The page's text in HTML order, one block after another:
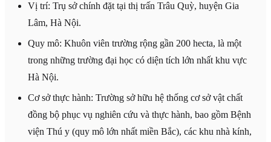
Vị trí: Trụ sở chính đặt tại thị trấn Trâu Quỳ, huyện Gia
Lâm, Hà Nội.
Quy mô: Khuôn viên trường rộng gần 200 hecta, là một
trong những trường đại học có diện tích lớn nhất khu vực
Hà Nội.
Cơ sở thực hành: Trường sở hữu hệ thống cơ sở vật chất
đồng bộ phục vụ nghiên cứu và thực hành, bao gồm Bệnh
viện Thú y (quy mô lớn nhất miền Bắc), các khu nhà kính,